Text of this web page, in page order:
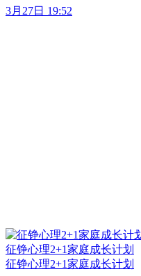
3月27日 19:52
征铮心理2+1家庭成长计划
征铮心理2+1家庭成长计划